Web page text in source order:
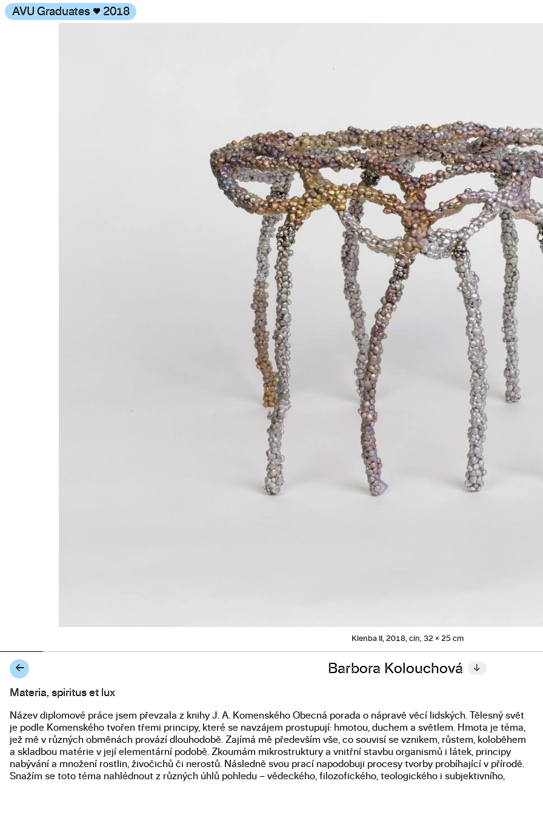
AVU Graduates ♥ 2018
Barbora Kolouchová ↓
←
Klenba II, 2018, cín, 32 × 25 cm
About the work
Materia, spiritus et lux
Název diplomové práce jsem převzala z knihy J. A. Komenského Obecná porada o nápravě věcí lidských. Tělesný svět
je podle Komenského tvořen třemi principy, které se navzájem prostupují: hmotou, duchem a světlem. Hmota je téma,
jež mě v různých obměnách provází dlouhodobě. Zajímá mě především vše, co souvisí se vznikem, růstem, koloběhem
a skladbou matérie v její elementární podobě. Zkoumám mikrostruktury a vnitřní stavbu organismů i látek, principy
nabývání a množení rostlin, živočichů či nerostů. Následně svou prací napodobuji procesy tvorby probíhající v přírodě.
Snažím se toto téma nahlédnout z různých úhlů pohledu – vědeckého, filozofického, teologického i subjektivního,